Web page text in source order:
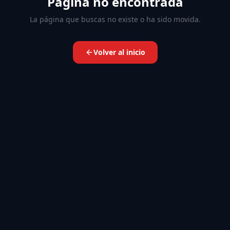
La página que buscas no existe o ha sido movida.
Volver al inicio